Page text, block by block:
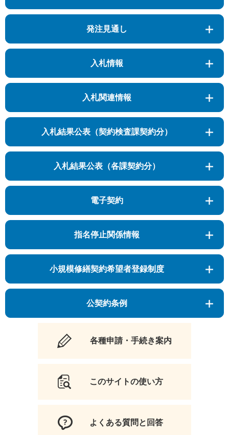
発注見通し
入札情報
入札関連情報
入札結果公表（契約検査課契約分）
入札結果公表（各課契約分）
電子契約
指名停止関係情報
小規模修繕契約希望者登録制度
公契約条例
各種申請・手続き案内
このサイトの使い方
よくある質問と回答